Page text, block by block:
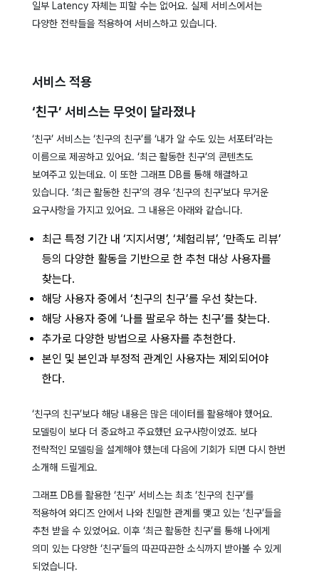
일부 Latency 자체는 피할 수는 없어요. 실제 서비스에서는
다양한 전략들을 적용하여 서비스하고 있습니다.
서비스 적용
‘친구’ 서비스는 무엇이 달라졌나
‘친구’ 서비스는 ‘친구의 친구’를 ‘내가 알 수도 있는 서포터’라는
이름으로 제공하고 있어요. ‘최근 활동한 친구’의 콘텐츠도
보여주고 있는데요. 이 또한 그래프 DB를 통해 해결하고
있습니다. ‘최근 활동한 친구’의 경우 ‘친구의 친구’보다 무거운
요구사항을 가지고 있어요. 그 내용은 아래와 같습니다.
최근 특정 기간 내 ‘지지서명’, ‘체험리뷰’, ‘만족도 리뷰’
등의 다양한 활동을 기반으로 한 추천 대상 사용자를
찾는다.
해당 사용자 중에서 ‘친구의 친구’를 우선 찾는다.
해당 사용자 중에 ‘나를 팔로우 하는 친구’를 찾는다.
추가로 다양한 방법으로 사용자를 추천한다.
본인 및 본인과 부정적 관계인 사용자는 제외되어야
한다.
‘친구의 친구’보다 해당 내용은 많은 데이터를 활용해야 했어요.
모델링이 보다 더 중요하고 주요했던 요구사항이었죠. 보다
전략적인 모델링을 설계해야 했는데 다음에 기회가 되면 다시 한번
소개해 드릴게요.
그래프 DB를 활용한 ‘친구’ 서비스는 최초 ‘친구의 친구’를
적용하여 와디즈 안에서 나와 친밀한 관계를 맺고 있는 ‘친구’들을
추천 받을 수 있었어요. 이후 ‘최근 활동한 친구’를 통해 나에게
의미 있는 다양한 ‘친구’들의 따끈따끈한 소식까지 받아볼 수 있게
되었습니다.